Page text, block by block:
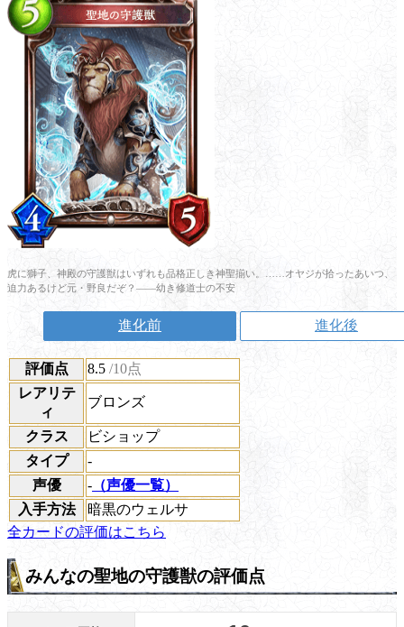
虎に獅子、神殿の守護獣はいずれも品格正しき神聖揃い。……オヤジが拾ったあいつ、
迫力あるけど元・野良だぞ？――幼き修道士の不安
進化前 進化後
評価点 8.5 /10点
レアリテ
ィ
ブロンズ
クラス
ビショップ
タイプ
-
声優
- （声優一覧）
入手方法
暗黒のウェルサ
全カードの評価はこちら
みんなの聖地の守護獣の評価点